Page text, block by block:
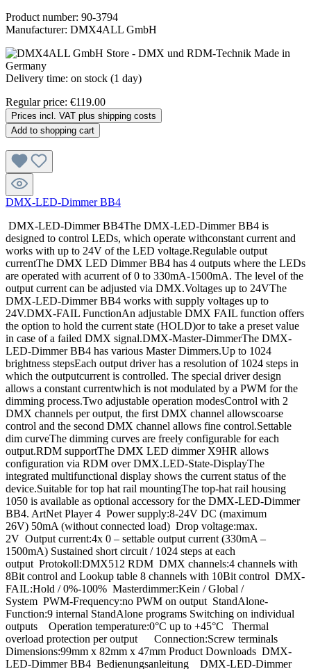
Product number: 90-3794
Manufacturer: DMX4ALL GmbH
Delivery time: on stock (1 day)
Regular price: €119.00
Prices incl. VAT plus shipping costs
Add to shopping cart
DMX-LED-Dimmer BB4
DMX-LED-Dimmer BB4The DMX-LED-Dimmer BB4 is
designed to control LEDs, which operate withconstant current and
works with up to 24V of the LED voltage.Regulable output
currentThe DMX LED Dimmer BB4 has 4 outputs where the LEDs
are operated with acurrent of 0 to 330mA-1500mA. The level of the
output current can be adjusted via DMX.Voltages up to 24VThe
DMX-LED-Dimmer BB4 works with supply voltages up to
24V.DMX-FAIL FunctionAn adjustable DMX FAIL function offers
the option to hold the current state (HOLD)or to take a preset value
in case of a failed DMX signal.DMX-Master-DimmerThe DMX-
LED-Dimmer BB4 has various Master Dimmers.Up to 1024
brightness stepsEach output driver has a resolution of 1024 steps in
which the outputcurrent is controlled. The special driver design
allows a constant currentwhich is not modulated by a PWM for the
dimming process.Two adjustable operation modesControl with 2
DMX channels per output, the first DMX channel allowscoarse
control and the second DMX channel allows fine control.Settable
dim curveThe dimming curves are freely configurable for each
output.RDM supportThe DMX LED dimmer X9HR allows
configuration via RDM over DMX.LED-State-DisplayThe
integrated multifunctional display shows the current status of the
device.Suitable for top hat rail mountingThe top-hat rail housing
1050 is available as optional accessory for the DMX-LED-Dimmer
BB4. ArtNet Player 4 Power supply:8-24V DC (maximum
26V) 50mA (without connected load) Drop voltage:max.
2V Output current:4x 0 – settable output current (330mA –
1500mA) Sustained short circuit / 1024 steps at each
output Protokoll:DMX512 RDM DMX channels:4 channels with
8Bit control and Lookup table 8 channels with 10Bit control DMX-
FAIL:Hold / 0%-100% Masterdimmer:Kein / Global /
System PWM-Frequency:no PWM on output StandAlone-
Function:9 internal StandAlone programs Switching on individual
outputs Operation temperature:0°C up to +45°C Thermal
overload protection per output Connection:Screw terminals
Dimensions:99mm x 82mm x 47mm Product Downloads DMX-
LED-Dimmer BB4 Bedienungsanleitung DMX-LED-Dimmer